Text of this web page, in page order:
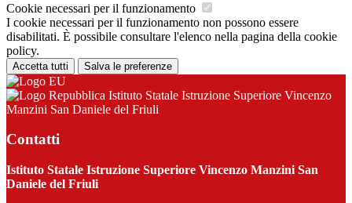
Cookie necessari per il funzionamento
I cookie necessari per il funzionamento non possono essere
disabilitati. È possibile consultare l'elenco nella pagina della cookie
policy.
Accetta tutti Salva le preferenze
Istituto Statale Istruzione Superiore Vincenzo
Manzini San Daniele del Friuli
Contatti
Istituto Statale Istruzione Superiore Vincenzo Manzini San
Daniele del Friuli